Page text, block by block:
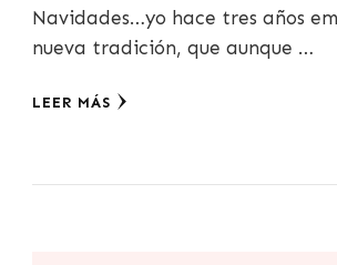
Navidades…yo hace tres años
nueva tradición, que aunque …
LEER MÁS